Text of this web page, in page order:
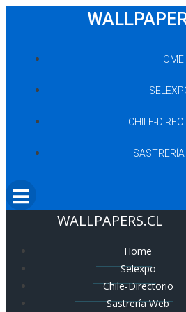
HOME
CHILE-
WALLPAPERS.CL
Home
Selexpo
Chile-Directorio
Sastrería Web